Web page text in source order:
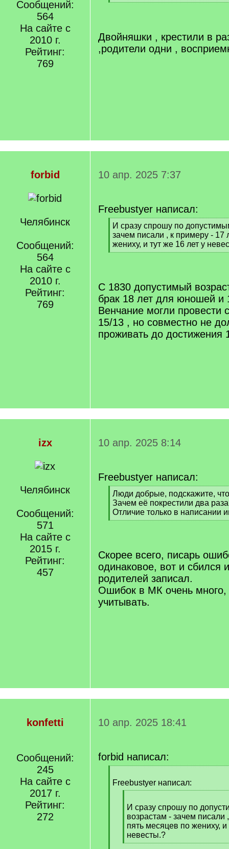
Сообщений:
564
На сайте с
2010 г.
Рейтинг:
769
][
Двойняшки , крестили в
,родители одни ,
forbid
Челябинск
Сообщений:
564
На сайте с
2010 г.
Рейтинг:
769
10 апр. 2025 7:37
Freebustyer написал:
[
q
]
И сразу спрошу по
зачем писали , к примеру - 17
жениху, и тут же 16 лет у
[
С 1830 допустимый
брак 18 лет для юношей и
Венчание могли провести
15/13 , но совместно не
проживать до достижения
izx
Челябинск
Сообщений:
571
На сайте с
2015 г.
Рейтинг:
457
10 апр. 2025 8:14
Freebustyer написал:
[
q
]
Люди добрые, подскажите,
Зачем её покрестили два
Отличие только в написании
[
Скорее всего, писарь
одинаковое, вот и сбился
родителей записал.
Ошибок в МК очень много,
учитывать.
konfetti
Сообщений:
245
На сайте с
2017 г.
Рейтинг:
272
10 апр. 2025 18:41
forbid написал:
q
Freebustyer написал:
q
]
И сразу спрошу по
возрастам - зачем писали
пять месяцев по жениху, и
невесты.?
[